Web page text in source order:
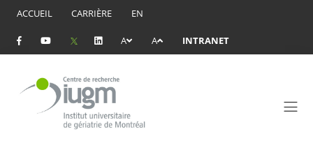
ACCUEIL CARRIÈRE EN
A A INTRANET